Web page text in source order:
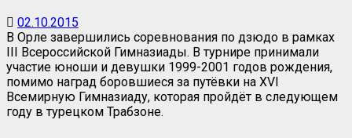
02.10.2015
В Орле завершились соревнования по дзюдо в рамках
III Всероссийской Гимназиады. В турнире принимали
участие юноши и девушки 1999-2001 годов рождения,
помимо наград боровшиеся за путёвки на XVI
Всемирную Гимназиаду, которая пройдёт в следующем
году в турецком Трабзоне.